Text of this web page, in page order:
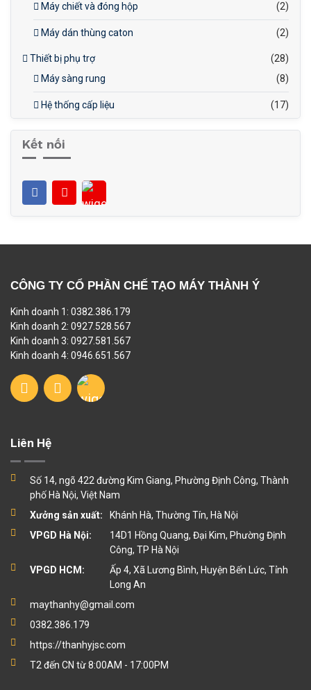
Máy chiết và đóng hộp (2)
Máy dán thùng caton (2)
Thiết bị phụ trợ
(28)
Máy sàng rung
(8)
Hệ thống cấp liệu (17)
Kết nối
CÔNG TY CỔ PHẦN CHẾ TẠO MÁY THÀNH Ý
Kinh doanh 1: 0382.386.179
Kinh doanh 2: 0927.528.567
Kinh doanh 3: 0927.581.567
Kinh doanh 4: 0946.651.567
Liên Hệ
Số 14, ngõ 422 đường Kim Giang, Phường Định Công, Thành
phố Hà Nội, Việt Nam
Xưởng sản xuất:
Khánh Hà, Thường Tín, Hà Nội
VPGD Hà Nội:
14D1 Hồng Quang, Đại Kim, Phường Định
Công, TP Hà Nội
VPGD HCM:
Ấp 4, Xã Lương Bình, Huyện Bến Lức, Tỉnh
Long An
maythanhy@gmail.com
0382.386.179
https://thanhyjsc.com
T2 đến CN từ 8:00AM - 17:00PM